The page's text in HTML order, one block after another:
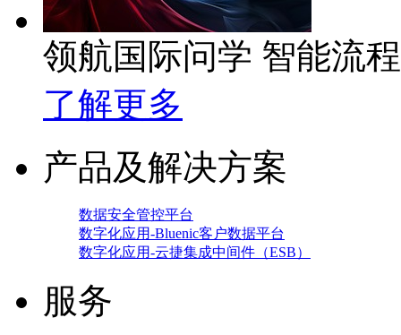
领航国际问学 智能流
了解更多
产品及解决方案
数据安全管控平台
数字化应用-Bluenic客户数据平台
数字化应用-云捷集成中间件（ESB）
服务